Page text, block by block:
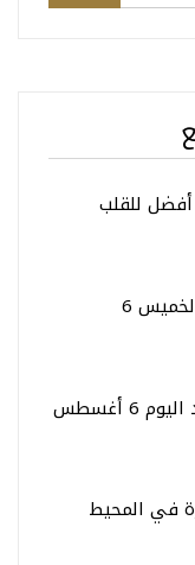
أفضل للقلب
توقعـات الأبراج اليوم الخميس 6
6 أغسطس
في المحيط